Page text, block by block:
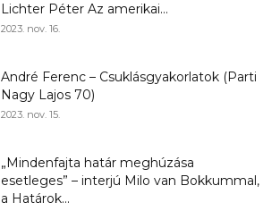
Lichter Péter Az amerikai...
2023. nov. 16.
André Ferenc – Csuklásgyakorlatok (Parti
Nagy Lajos 70)
2023. nov. 15.
„Mindenfajta határ meghúzása
esetleges” – interjú Milo van Bokkummal,
a Határok...